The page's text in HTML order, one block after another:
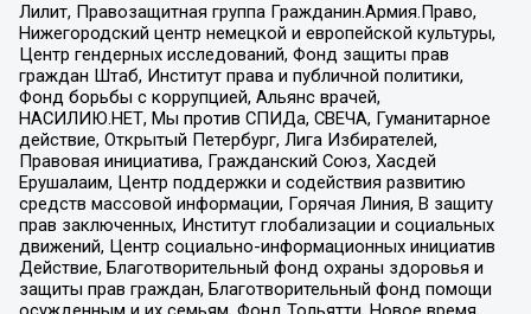
Лилит, Правозащитная группа Гражданин.Армия.Право,
Нижегородский центр немецкой и европейской культуры,
Центр гендерных исследований, Фонд защиты прав
граждан Штаб, Институт права и публичной политики,
Фонд борьбы с коррупцией, Альянс врачей,
НАСИЛИЮ.НЕТ, Мы против СПИДа, СВЕЧА, Гуманитарное
действие, Открытый Петербург, Лига Избирателей,
Правовая инициатива, Гражданский Союз, Хасдей
Ерушалаим, Центр поддержки и содействия развитию
средств массовой информации, Горячая Линия, В защиту
прав заключенных, Институт глобализации и социальных
движений, Центр социально-информационных инициатив
Действие, Благотворительный фонд охраны здоровья и
защиты прав граждан, Благотворительный фонд помощи